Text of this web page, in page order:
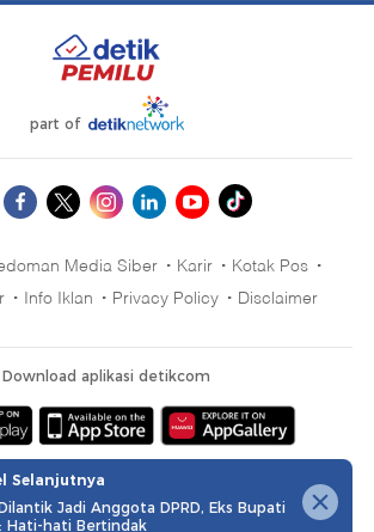
part of
Media Siber Karir
Kotak Pos
Info Iklan Privacy Policy Disclaimer
Download aplikasi detikcom
2026 detikcom, All right reserved
Selanjutnya
Jadi Anggota DPRD, Eks Bupati
Hati-hati Bertindak